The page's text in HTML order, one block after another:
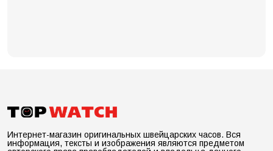
Интернет-магазин оригинальных швейцарских часов. Вся
информация, тексты и изображения являются предметом